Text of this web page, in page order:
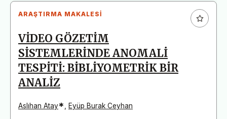
ARAŞTIRMA MAKALESI
VİDEO GÖZETİM
SİSTEMLERİNDE ANOMALİ
TESPİTİ: BİBLİYOMETRİK BİR
ANALİZ
Aslıhan Atay* Eyüp Burak Ceyhan